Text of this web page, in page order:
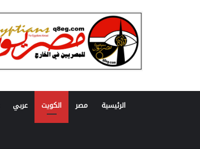
الرئيسية مصر الكويت عربي